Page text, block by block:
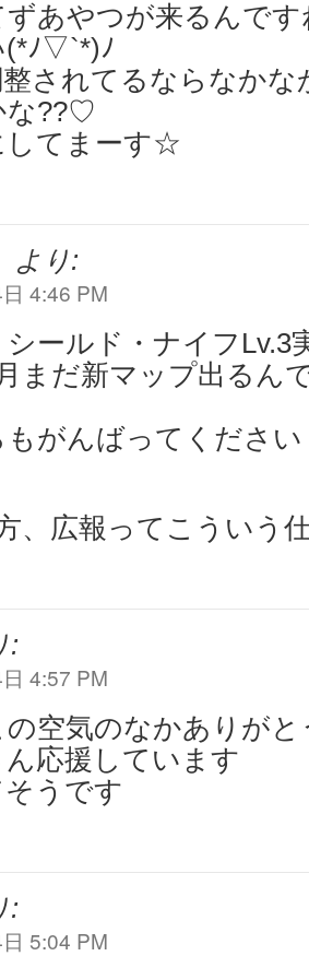
ずあやつが来るんで
(*ﾉ▽`*)ﾉ
整されてるならなか
な??♡
してまーす☆
より:
4:46 PM
シールド・ナイフLv.3
まだ新マップ出るん
もがんばってくださ
、広報ってこういう
:
4:57 PM
空気のなかありがと
応援しています
うです
:
5:04 PM